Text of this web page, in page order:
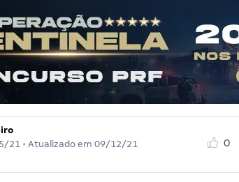
21• Atualizado em 09/12/21
0